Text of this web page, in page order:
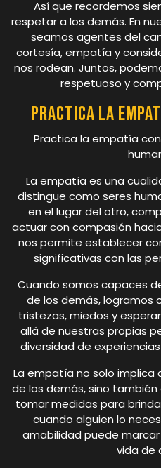
Así que recordemos
respetar a los demás. En
seamos agentes del
cortesía, empatía y
nos rodean. Juntos,
respetuoso y
Practica la
Practica la empatía
La empatía es una
distingue como seres
en el lugar del otro,
actuar con compasión
nos permite establecer
significativas con las
Cuando somos capaces
de los demás, logramos
tristezas, miedos y
allá de nuestras propias
diversidad de
La empatía no solo implica
de los demás, sino
tomar medidas para
cuando alguien lo
amabilidad puede
vida de